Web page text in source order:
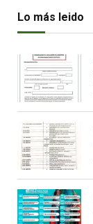
Lo más leido